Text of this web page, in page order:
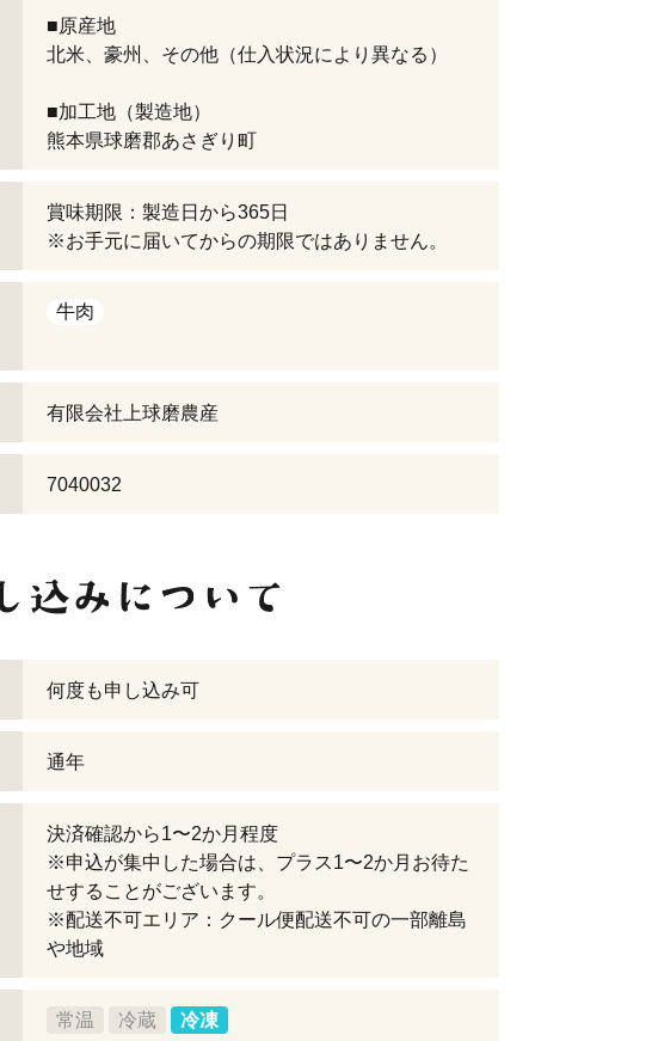
■原産地
北米、豪州、その他（仕入状況により異なる）
■加工地（製造地）
熊本県球磨郡あさぎり町
賞味期限：製造日から365日
※お手元に届いてからの期限ではありません。
牛肉
有限会社上球磨農産
7040032
何度も申し込み可
通年
決済確認から1〜2か月程度
※申込が集中した場合は、プラス1〜2か月お待た
せすることがございます。
※配送不可エリア：クール便配送不可の一部離島
や地域
常温 冷蔵 冷凍